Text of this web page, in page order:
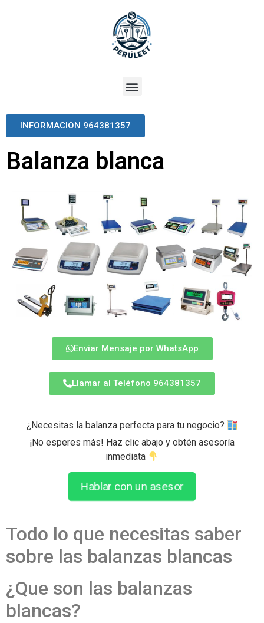
INFORMACION 964381357
Balanza blanca
Enviar Mensaje por WhatsApp
Llamar al Teléfono 964381357
¿Necesitas la balanza perfecta para tu negocio?
¡No esperes más! Haz clic abajo y obtén asesoría
inmediata
Hablar con un asesor
Todo lo que necesitas saber
sobre las balanzas blancas
¿Que son las balanzas
blancas?